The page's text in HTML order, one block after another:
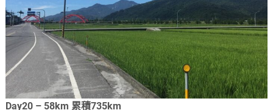
Day20 – 58km 累積735km